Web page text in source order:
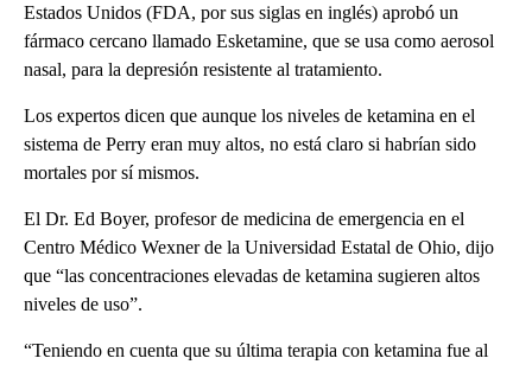
Estados Unidos (FDA, por sus siglas en inglés) aprobó un
fármaco cercano llamado Esketamine, que se usa como aerosol
nasal, para la depresión resistente al tratamiento.
Los expertos dicen que aunque los niveles de ketamina en el
sistema de Perry eran muy altos, no está claro si habrían sido
mortales por sí mismos.
El Dr. Ed Boyer, profesor de medicina de emergencia en el
Centro Médico Wexner de la Universidad Estatal de Ohio, dijo
que “las concentraciones elevadas de ketamina sugieren altos
niveles de uso”.
“Teniendo en cuenta que su última terapia con ketamina fue al